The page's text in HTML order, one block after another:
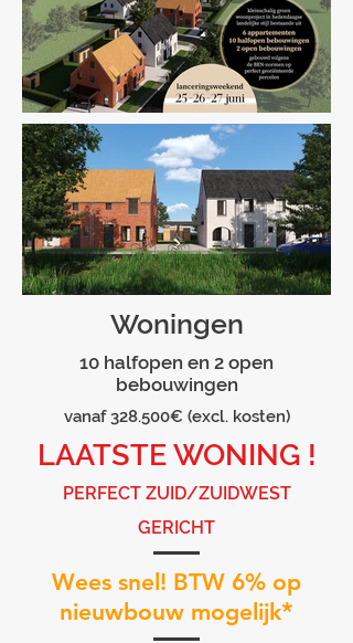
Woningen
10 halfopen en 2 open
bebouwingen
vanaf 328.500€ (excl. kosten)
LAATSTE WONING !
PERFECT ZUID/ZUIDWEST
GERICHT
Wees snel! BTW 6% op
nieuwbouw mogelijk*